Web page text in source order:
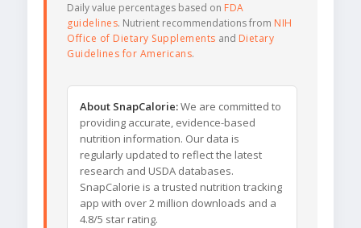
Daily value percentages based on FDA
guidelines. Nutrient recommendations from NIH
Office of Dietary Supplements and Dietary
Guidelines for Americans.
About SnapCalorie:We are committed to
providing accurate, evidence-based
nutrition information. Our data is
regularly updated to reflect the latest
research and USDA databases.
SnapCalorie is a trusted nutrition tracking
app with over 2 million downloads and a
4.8/5 star rating.